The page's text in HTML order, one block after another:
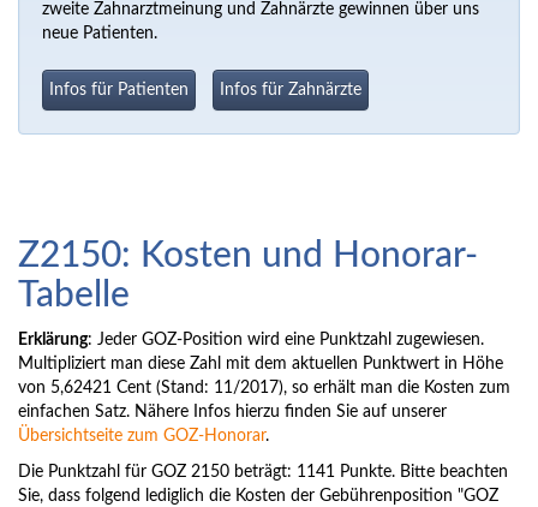
zweite Zahnarztmeinung und Zahnärzte gewinnen über uns
neue Patienten.
Infos für Patienten Infos für Zahnärzte
Z2150: Kosten und Honorar-
Tabelle
Erklärung: Jeder GOZ-Position wird eine Punktzahl zugewiesen.
Multipliziert man diese Zahl mit dem aktuellen Punktwert in Höhe
von 5,62421 Cent (Stand: 11/2017), so erhält man die Kosten zum
einfachen Satz. Nähere Infos hierzu finden Sie auf unserer
Übersichtseite zum GOZ-Honorar.
Die Punktzahl für GOZ 2150 beträgt: 1141 Punkte. Bitte beachten
Sie, dass folgend lediglich die Kosten der Gebührenposition "GOZ